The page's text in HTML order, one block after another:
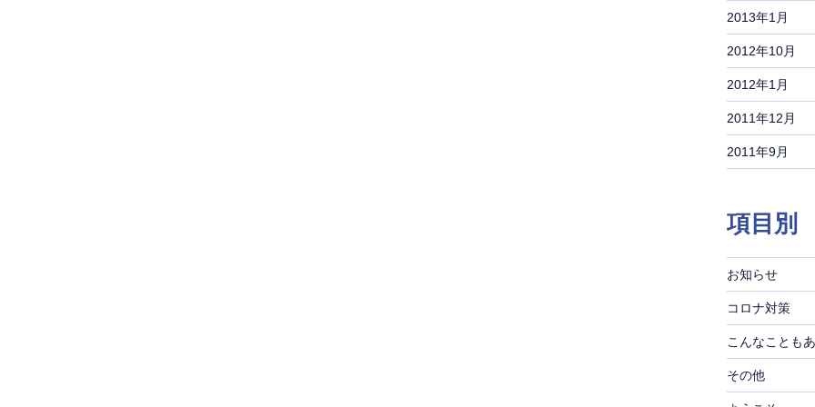
2013年1月
2012年10月
2012年1月
2011年12月
2011年9月
項目別
お知らせ
コロナ対策
こんなことも
その他